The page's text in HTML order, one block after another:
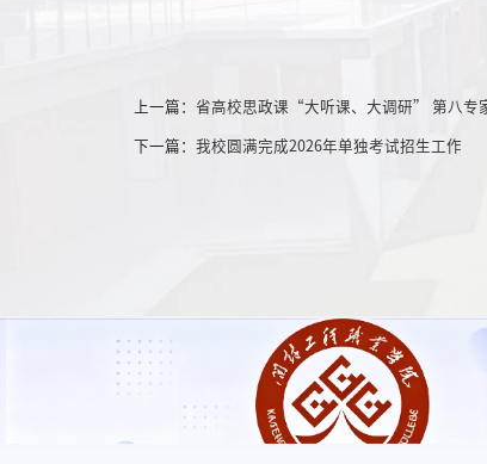
上一篇： 省高校思政课“大听课、大调研” 第八专
下一篇： 我校圆满完成2026年单独考试招生工作